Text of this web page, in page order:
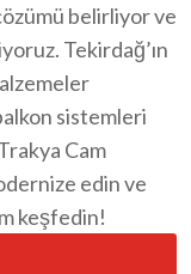
belirliyor ve
Tekirdağ’ın
sistemleri
Cam
edin ve
keşfedin!